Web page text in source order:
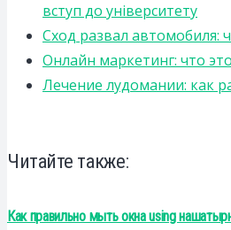
вступ до університету
Сход развал автомобиля:
Онлайн маркетинг: что
Лечение лудомании: как
Читайте также:
Как правильно мыть окна using